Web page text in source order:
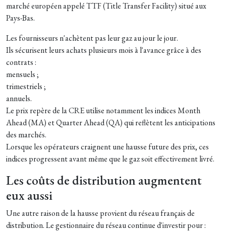
marché européen appelé TTF (Title Transfer Facility) situé aux
Pays-Bas.
Les fournisseurs n'achètent pas leur gaz au jour le jour.
Ils sécurisent leurs achats plusieurs mois à l'avance grâce à des
contrats :
mensuels ;
trimestriels ;
annuels.
Le prix repère de la CRE utilise notamment les indices Month
Ahead (MA) et Quarter Ahead (QA) qui reflètent les anticipations
des marchés.
Lorsque les opérateurs craignent une hausse future des prix, ces
indices progressent avant même que le gaz soit effectivement livré.
Les coûts de distribution augmentent
eux aussi
Une autre raison de la hausse provient du réseau français de
distribution. Le gestionnaire du réseau continue d'investir pour :